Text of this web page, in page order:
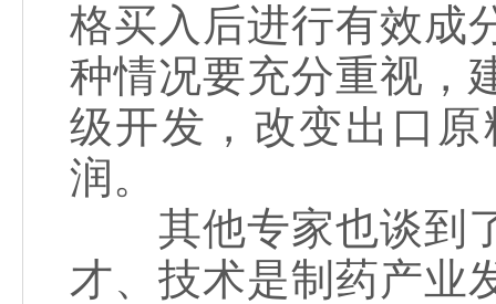
格买入后进行有效成
种情况要充分重视，
级开发，改变出口
润。
其他专家也谈到了
才、技术是制药产业